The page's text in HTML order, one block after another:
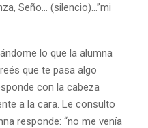
Seño… (silencio)…”mi
lo que la alumna
que te pasa algo
con la cabeza
a la cara. Le consulto
responde: “no me venía